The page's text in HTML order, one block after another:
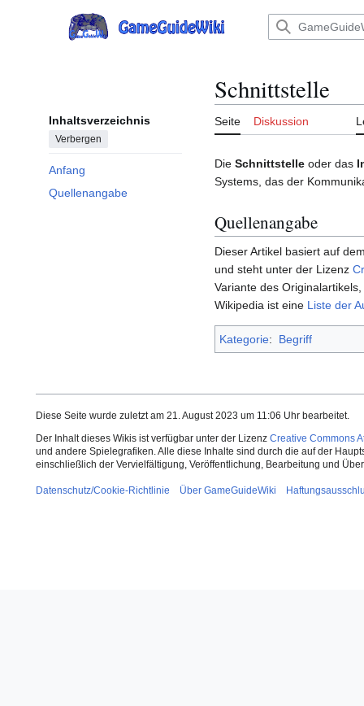
Hauptmenü
Inhaltsverzeichnis
Verbergen
Anfang
Quellenangabe
Schnittstelle
Seite Diskussion
Die Schnittstelle oder das
Systems, das der
Quellenangabe
Dieser Artikel basiert auf
und steht unter der Lizenz
Variante des
Wikipedia ist eine Liste der
Kategorie: Begriff
Diese Seite wurde zuletzt am 21. August 2023 um 11:06 Uhr bearbeitet.
Der Inhalt dieses Wikis ist verfügbar unter der Lizenz Creative Commons
und andere Spielegrafiken. Alle diese Inhalte sind durch die auf der
einschließlich der Vervielfältigung, Veröffentlichung, Bearbeitung und
Datenschutz/Cookie-Richtlinie Über GameGuideWiki